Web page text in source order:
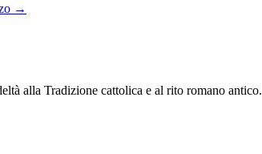
→
alla Tradizione cattolica e al rito romano antico.